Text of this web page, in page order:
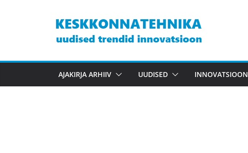
AJAKIRJA ARHIIV UUDISED INNOVATSIOON